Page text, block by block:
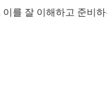
를 잘 이해하고 준비